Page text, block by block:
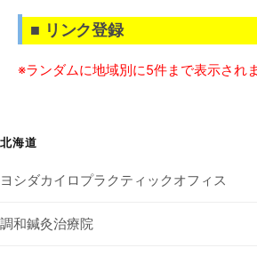
■ リンク登録
※ランダムに地域別に5件まで表示されま
北海道
ヨシダカイロプラクティックオフィス
調和鍼灸治療院